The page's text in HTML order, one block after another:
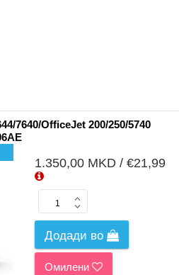
7640/OfficeJet 200/250/5740
1.350,00 MKD / €21,99
Додади во
Омилени